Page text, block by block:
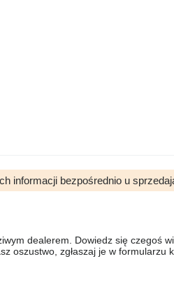
informacji bezpośrednio u
dealerem. Dowiedz się czegoś
oszustwo, zgłaszaj je w formularzu